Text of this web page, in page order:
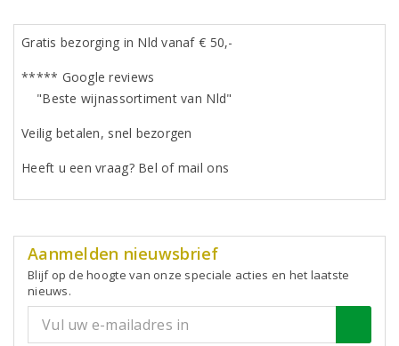
Gratis bezorging in Nld vanaf € 50,-
***** Google reviews
"Beste wijnassortiment van Nld"
Veilig betalen, snel bezorgen
Heeft u een vraag? Bel of mail ons
Aanmelden nieuwsbrief
Blijf op de hoogte van onze speciale acties en het laatste
nieuws.